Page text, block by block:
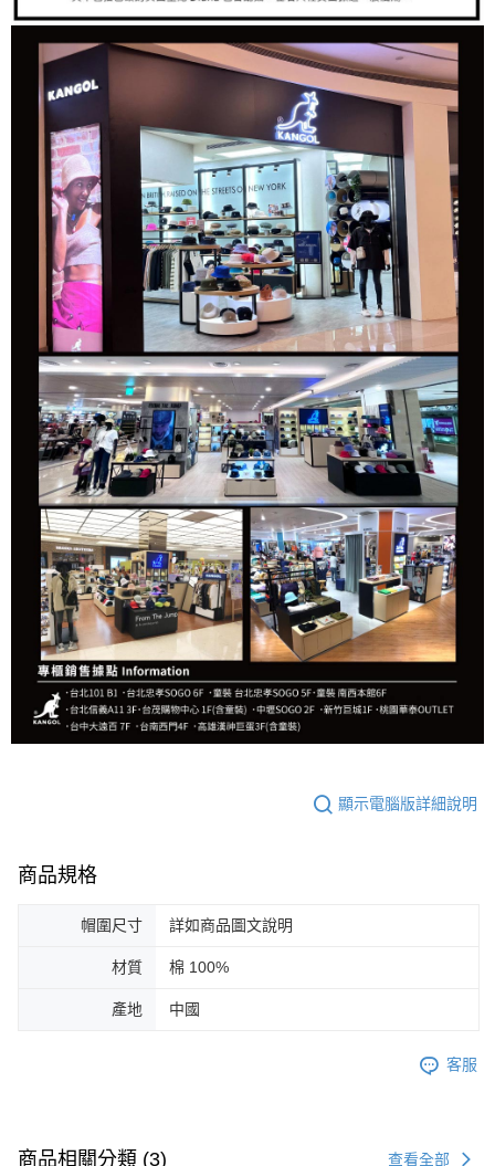
顯示電腦版詳細說明
商品規格
帽圍尺寸 詳如商品圖文說明
材質 棉 100%
產地 中國
客服
商品相關分類 (3) 查看全部